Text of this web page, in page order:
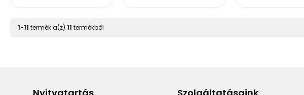
1-11 termék a(z) 11 termékből
Nyitvatartás Szolgáltatásaink